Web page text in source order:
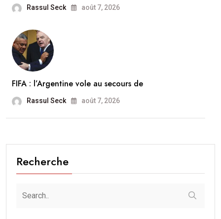
Rassul Seck août 7, 2026
FIFA : l’Argentine vole au secours de
Rassul Seck août 7, 2026
Recherche